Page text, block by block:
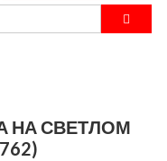
НА СВЕТЛОМ